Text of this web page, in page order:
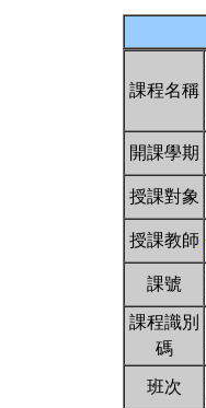
課程名稱
開課學期
授課對象
授課教師
課號
課程識別
碼
班次